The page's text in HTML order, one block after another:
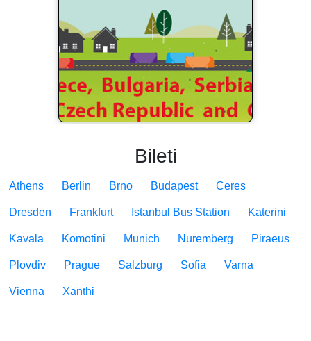
Bileti
Athens Berlin Brno Budapest Ceres
Dresden Frankfurt Istanbul Bus Station Katerini
Kavala Komotini Munich Nuremberg Piraeus
Plovdiv Prague Salzburg Sofia Varna
Vienna Xanthi